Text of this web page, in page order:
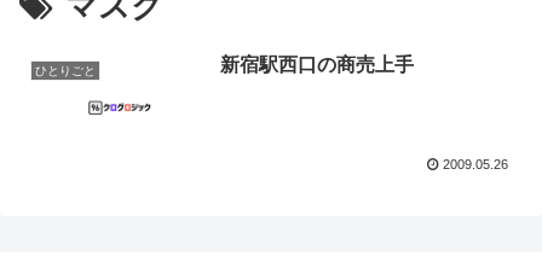
ひとりごと 新宿駅西口の商売上手
2009.05.26